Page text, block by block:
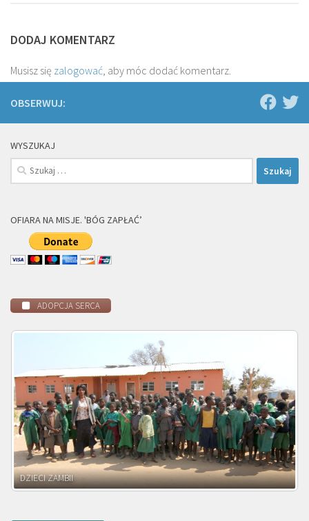
DODAJ KOMENTARZ
Musisz się zalogować, aby móc dodać komentarz.
OBSERWUJ:
WYSZUKAJ
Szukaj:
OFIARA NA MISJE. 'BÓG ZAPŁAĆ’
ADOPCJA SERCA
DZIECI ZAMBII